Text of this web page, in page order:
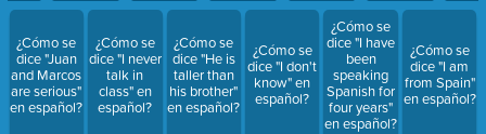
¿Cómo se
dice "Juan
and Marcos
are serious"
en español?
¿Cómo se
dice "I never
talk in
class" en
español?
¿Cómo se
dice "He is
taller than
his brother"
en español?
¿Cómo se
dice "I don't
know" en
español?
¿Cómo se
dice "I have
been
speaking
Spanish for
four years"
en español?
¿Cómo se
dice "I am
from Spain"
en español?